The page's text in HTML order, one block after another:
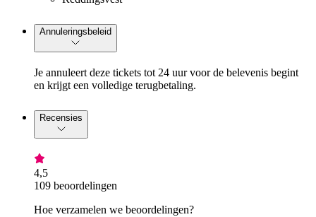
Annuleringsbeleid
Je annuleert deze tickets tot 24 uur voor de belevenis begint
en krijgt een volledige terugbetaling.
Recensies
4,5
109 beoordelingen
Hoe verzamelen we beoordelingen?